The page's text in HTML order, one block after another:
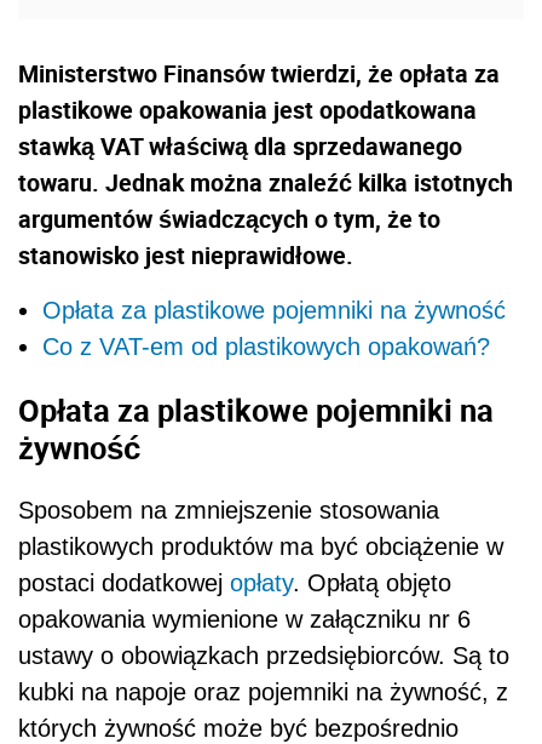
Ministerstwo Finansów twierdzi, że opłata za
plastikowe opakowania jest opodatkowana
stawką VAT właściwą dla sprzedawanego
towaru. Jednak można znaleźć kilka istotnych
argumentów świadczących o tym, że to
stanowisko jest nieprawidłowe.
Opłata za plastikowe pojemniki na żywność
Co z VAT-em od plastikowych opakowań?
Opłata za plastikowe pojemniki na
żywność
Sposobem na zmniejszenie stosowania
plastikowych produktów ma być obciążenie w
postaci dodatkowej opłaty. Opłatą objęto
opakowania wymienione w załączniku nr 6
ustawy o obowiązkach przedsiębiorców. Są to
kubki na napoje oraz pojemniki na żywność, z
których żywność może być bezpośrednio